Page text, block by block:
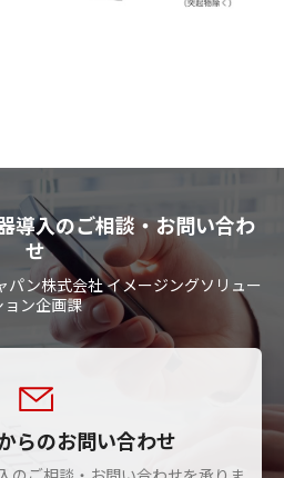
導入のご相談・お問い合わ
せ
パン株式会社 イメージングソリュー
ョン企画課
らのお問い合わせ